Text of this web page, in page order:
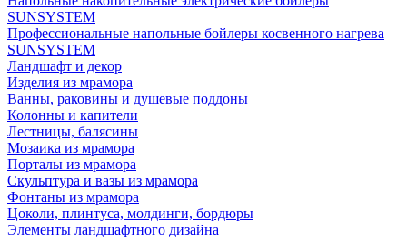
SUNSYSTEM
Профессиональные напольные бойлеры косвенного нагрева
SUNSYSTEM
Ландшафт и декор
Изделия из мрамора
Ванны, раковины и душевые поддоны
Колонны и капители
Лестницы, балясины
Мозаика из мрамора
Порталы из мрамора
Скульптура и вазы из мрамора
Фонтаны из мрамора
Цоколи, плинтуса, молдинги, бордюры
Элементы ландшафтного дизайна